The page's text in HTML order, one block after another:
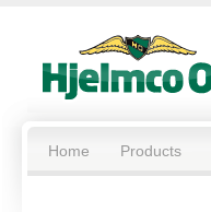
Home Products